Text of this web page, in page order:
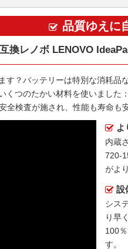
品質ゆえに
換レノボ LENOVO
す？バッテリーは特別な消耗品
くつのたかい材料を使いました
検査が施され、性能も寿命も
よ
内蔵
720-
がよ
設
シス
り早
100
す。